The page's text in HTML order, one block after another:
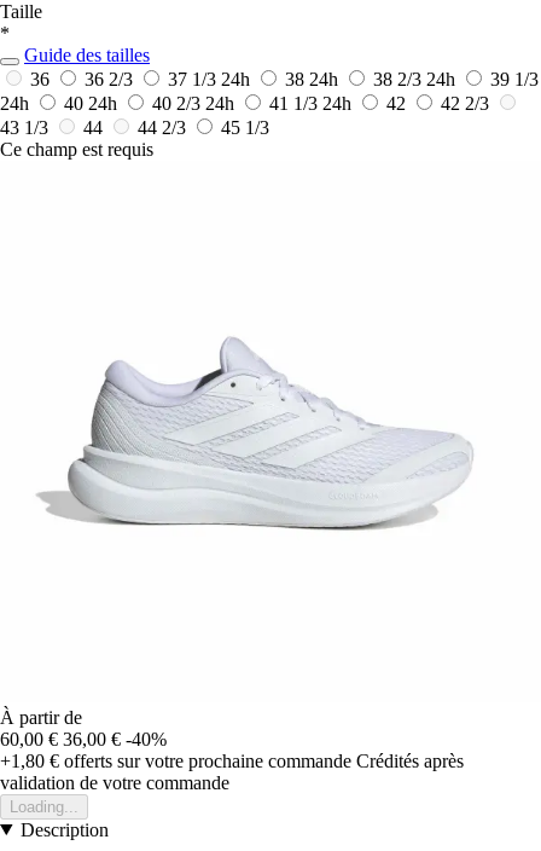
Taille
*
Guide des tailles
36
36 2/3 37 1/3 24h 38 24h 38 2/3 24h
39 1/3
24h
40 24h 40 2/3 24h 41 1/3 24h 42
42 2/3
43 1/3
44 44 2/3
45 1/3
Ce champ est requis
À partir de
60,00 € 36,00 € -40%
+1,80 € offerts sur votre prochaine commande Crédités après
validation de votre commande
Loading...
Description